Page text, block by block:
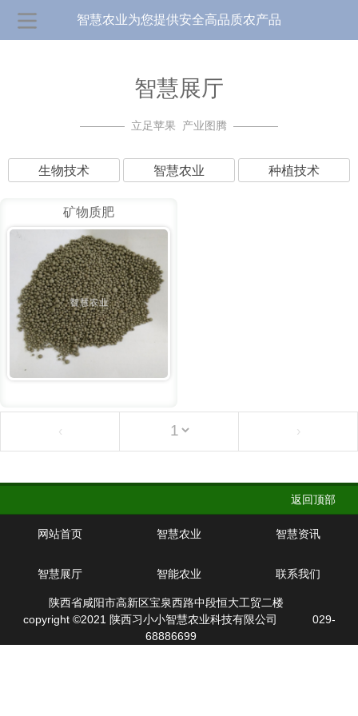
智慧农业为您提供安全高品质农产品
智慧展厅
———— 立足苹果 产业图腾 ————
生物技术 智慧农业 种植技术
矿物质肥
‹ ›
返回顶部
网站首页 智慧农业 智慧资讯
智慧展厅 智能农业 联系我们
陕西省咸阳市高新区宝泉西路中段恒大工贸二楼
copyright ©2021 陕西习小小智慧农业科技有限公司
029-
68886699